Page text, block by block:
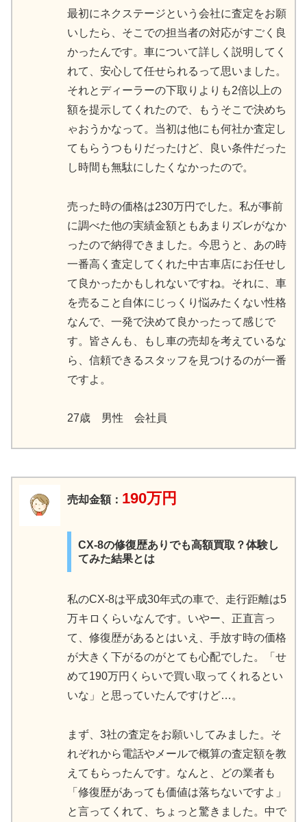
最初にネクステージという会社に査定をお願
いしたら、そこでの担当者の対応がすごく良
かったんです。車について詳しく説明してく
れて、安心して任せられるって思いました。
それとディーラーの下取りよりも2倍以上の
額を提示してくれたので、もうそこで決めち
ゃおうかなって。当初は他にも何社か査定し
てもらうつもりだったけど、良い条件だった
し時間も無駄にしたくなかったので。
売った時の価格は230万円でした。私が事前
に調べた他の実績金額ともあまりズレがなか
ったので納得できました。今思うと、あの時
一番高く査定してくれた中古車店にお任せし
て良かったかもしれないですね。それに、車
を売ること自体にじっくり悩みたくない性格
なんで、一発で決めて良かったって感じで
す。皆さんも、もし車の売却を考えているな
ら、信頼できるスタッフを見つけるのが一番
ですよ。
27歳 男性 会社員
売却金額： 190万円
CX-8の修復歴ありでも高額買取？体験し
てみた結果とは
私のCX-8は平成30年式の車で、走行距離は5
万キロくらいなんです。いやー、正直言っ
て、修復歴があるとはいえ、手放す時の価格
が大きく下がるのがとても心配でした。「せ
めて190万円くらいで買い取ってくれるとい
いな」と思っていたんですけど…。
まず、3社の査定をお願いしてみました。そ
れぞれから電話やメールで概算の査定額を教
えてもらったんです。なんと、どの業者も
「修復歴があっても価値は落ちないですよ」
と言ってくれて、ちょっと驚きました。中で